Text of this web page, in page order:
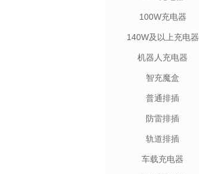
100W充电器
140W及以上充电器
机器人充电器
智充魔盒
普通排插
防雷排插
轨道排插
车载充电器